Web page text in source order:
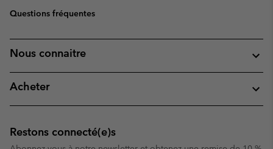
Questions fréquentes
Nous connaitre
Acheter
Restons connecté(e)s